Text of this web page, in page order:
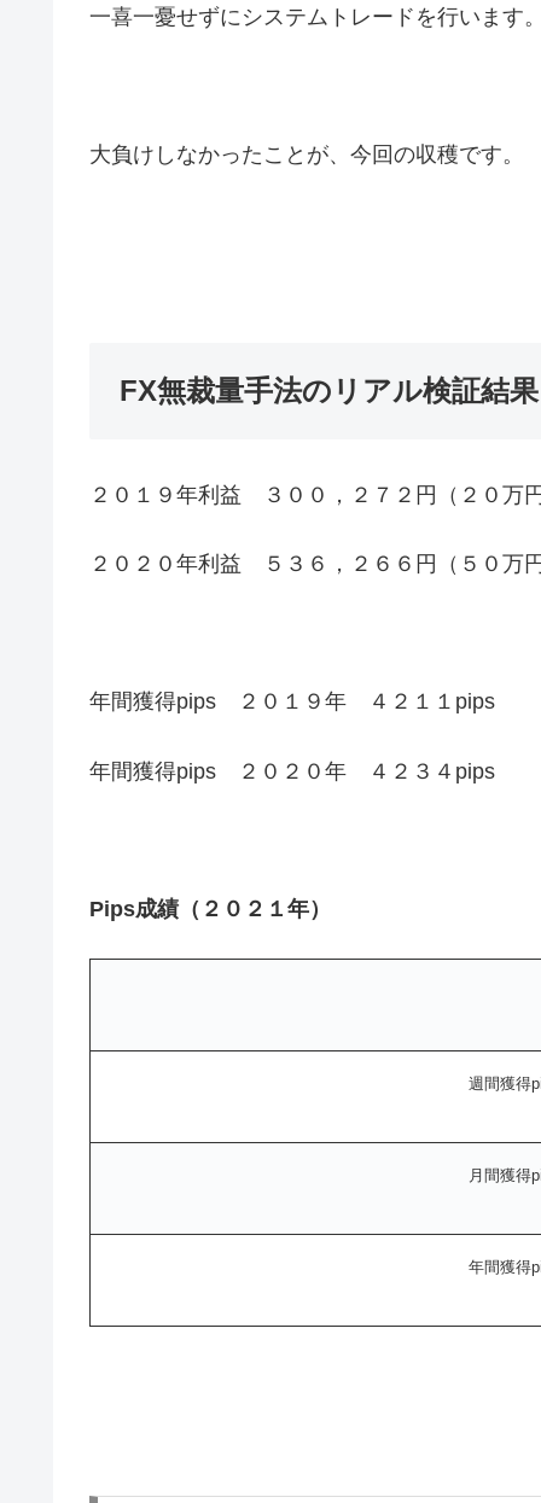
一喜一憂せずにシステムトレードを行います
大負けしなかったことが、今回の収穫です。
FX無裁量手法のリアル検証結
２０１９年利益 ３００，２７２円（２０万
２０２０年利益 ５３６，２６６円（５０万
年間獲得pips ２０１９年 ４２１１pips
年間獲得pips ２０２０年 ４２３４pips
Pips成績（２０２１年）
週間獲得
月間獲得
年間獲得